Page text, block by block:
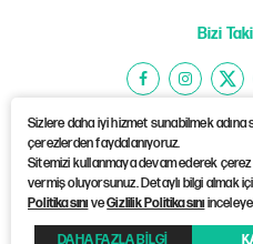
Sizlere daha iyi hizmet sunabilmek adına
çerezlerden faydalanıyoruz.
Sitemizi kullanmaya devam ederek çerez
vermiş oluyorsunuz. Detaylı bilgi almak
PolitikasınıveGizlilik Politikasını
DAHA FAZLA BİLGİ
Bizi
©Copyright